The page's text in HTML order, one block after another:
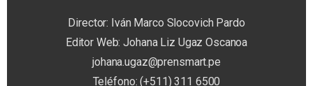
Director: Iván Marco Slocovich Pardo
Editor Web: Johana Liz Ugaz Oscanoa
johana.ugaz@prensmart.pe
Teléfono: (+511) 311 6500